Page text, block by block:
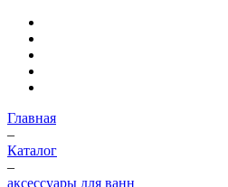
Главная
–
Каталог
–
аксессуары для ванн